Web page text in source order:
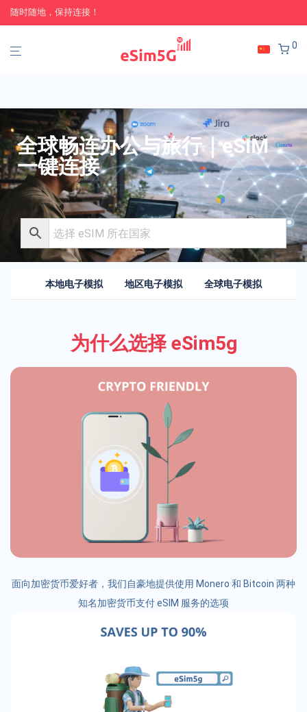
随时随地，保持连接！
0
全球畅连办公与旅行｜eSIM
一键连接
本地电子模拟 地区电子模拟 全球电子模拟
为什么选择 eSim5g
面向加密货币爱好者，我们自豪地提供使用 Monero 和 Bitcoin 两种
知名加密货币支付 eSIM 服务的选项